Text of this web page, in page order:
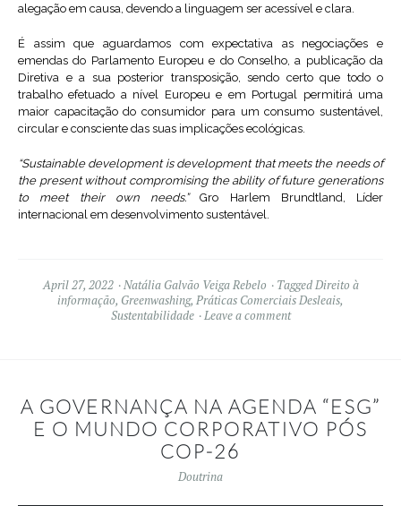
alegação em causa, devendo a linguagem ser acessível e clara.
É assim que aguardamos com expectativa as negociações e
emendas do Parlamento Europeu e do Conselho, a publicação da
Diretiva e a sua posterior transposição, sendo certo que todo o
trabalho efetuado a nível Europeu e em Portugal permitirá uma
maior capacitação do consumidor para um consumo sustentável,
circular e consciente das suas implicações ecológicas.
“Sustainable development is development that meets the needs of
the present without compromising the ability of future generations
to meet their own needs.”Gro Harlem Brundtland, Líder
internacional em desenvolvimento sustentável.
April 27, 2022 Natália Galvão Veiga Rebelo TaggedDireito à
informação, Greenwashing, Práticas Comerciais Desleais,
Sustentabilidade
Leave a comment
A GOVERNANÇA NA AGENDA “ESG”
E O MUNDO CORPORATIVO PÓS
COP-26
Doutrina